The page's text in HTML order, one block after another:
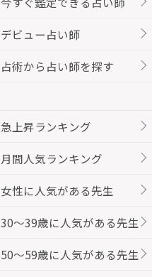
デビュー占い師
占術から占い師を探す
急上昇ランキング
月間人気ランキング
女性に人気がある先生
30～39歳に人気がある先生
50～59歳に人気がある先生